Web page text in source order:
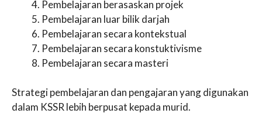
Pembelajaran berasaskan projek
Pembelajaran luar bilik darjah
Pembelajaran secara kontekstual
Pembelajaran secara konstuktivisme
Pembelajaran secara masteri
Strategi pembelajaran dan pengajaran yang digunakan
dalam KSSR lebih berpusat kepada murid.